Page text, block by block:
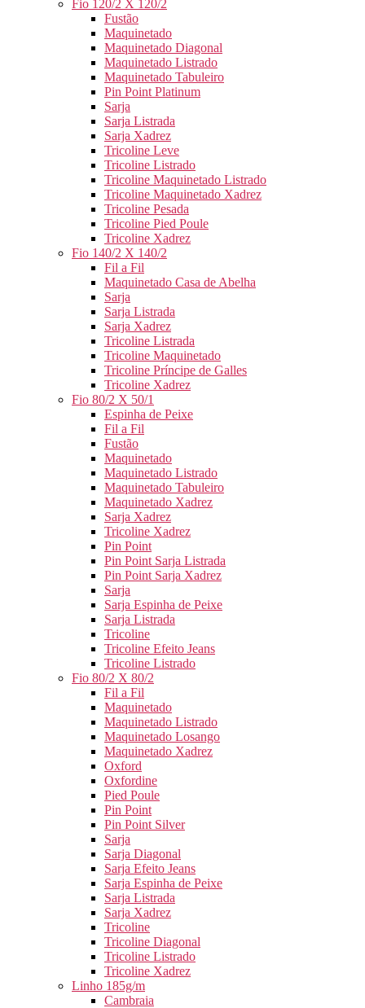
Fio 120/2 X 120/2
Fustão
Maquinetado
Maquinetado Diagonal
Maquinetado Listrado
Maquinetado Tabuleiro
Pin Point Platinum
Sarja
Sarja Listrada
Sarja Xadrez
Tricoline Leve
Tricoline Listrado
Tricoline Maquinetado Listrado
Tricoline Maquinetado Xadrez
Tricoline Pesada
Tricoline Pied Poule
Tricoline Xadrez
Fio 140/2 X 140/2
Fil a Fil
Maquinetado Casa de Abelha
Sarja
Sarja Listrada
Sarja Xadrez
Tricoline Listrada
Tricoline Maquinetado
Tricoline Príncipe de Galles
Tricoline Xadrez
Fio 80/2 X 50/1
Espinha de Peixe
Fil a Fil
Fustão
Maquinetado
Maquinetado Listrado
Maquinetado Tabuleiro
Maquinetado Xadrez
Sarja Xadrez
Tricoline Xadrez
Pin Point
Pin Point Sarja Listrada
Pin Point Sarja Xadrez
Sarja
Sarja Espinha de Peixe
Sarja Listrada
Tricoline
Tricoline Efeito Jeans
Tricoline Listrado
Fio 80/2 X 80/2
Fil a Fil
Maquinetado
Maquinetado Listrado
Maquinetado Losango
Maquinetado Xadrez
Oxford
Oxfordine
Pied Poule
Pin Point
Pin Point Silver
Sarja
Sarja Diagonal
Sarja Efeito Jeans
Sarja Espinha de Peixe
Sarja Listrada
Sarja Xadrez
Tricoline
Tricoline Diagonal
Tricoline Listrado
Tricoline Xadrez
Linho 185g/m
Cambraia